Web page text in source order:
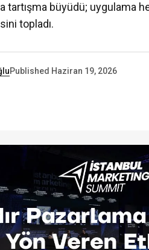
tartışma büyüdü; uygulama
topladı.
Published Haziran 19, 2026